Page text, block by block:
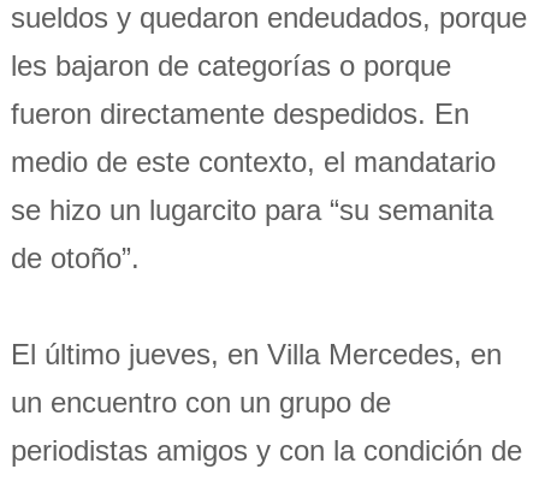
sueldos y quedaron endeudados, porque
les bajaron de categorías o porque
fueron directamente despedidos. En
medio de este contexto, el mandatario
se hizo un lugarcito para “su semanita
de otoño”.
El último jueves, en Villa Mercedes, en
un encuentro con un grupo de
periodistas amigos y con la condición de